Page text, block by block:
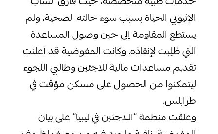
الإثيوبي الحياة بسبب سوء حالته الصحية، ولم
يستطع المقاومة إلى حين وصول المساعدة
التي طُلِبت لإنقاذه. وكانت المفوضية قد أعلنت
تقديم مساعدات مالية للاجئين وطالبي اللجوء
ليتمكنوا من الحصول على مسكن مؤقت في
طرابلس.
وعلقت منظمة “اللاجئين في ليبيا” على بيان